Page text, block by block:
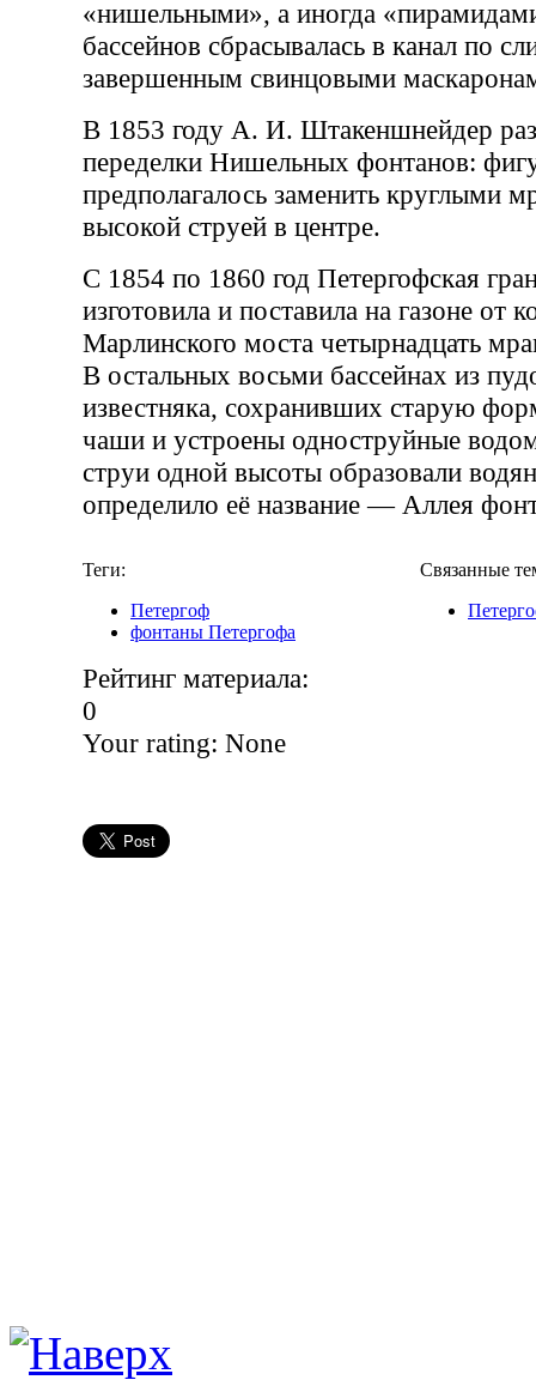
«нишельными», а иногда
бассейнов сбрасывалась в канал по
завершенным свинцовыми
В 1853 году А. И. Штакеншнейдер
переделки Нишельных фонтанов:
предполагалось заменить круглыми
высокой струей в центре.
С 1854 по 1860 год Петергофская
изготовила и поставила на газоне от
Марлинского моста четырнадцать
В остальных восьми бассейнах из
известняка, сохранивших старую
чаши и устроены одноструйные
струи одной высоты образовали
определило её название — Аллея
Теги:
Петергоф
фонтаны Петергофа
Связанные
Рейтинг материала:
0
Your rating: None